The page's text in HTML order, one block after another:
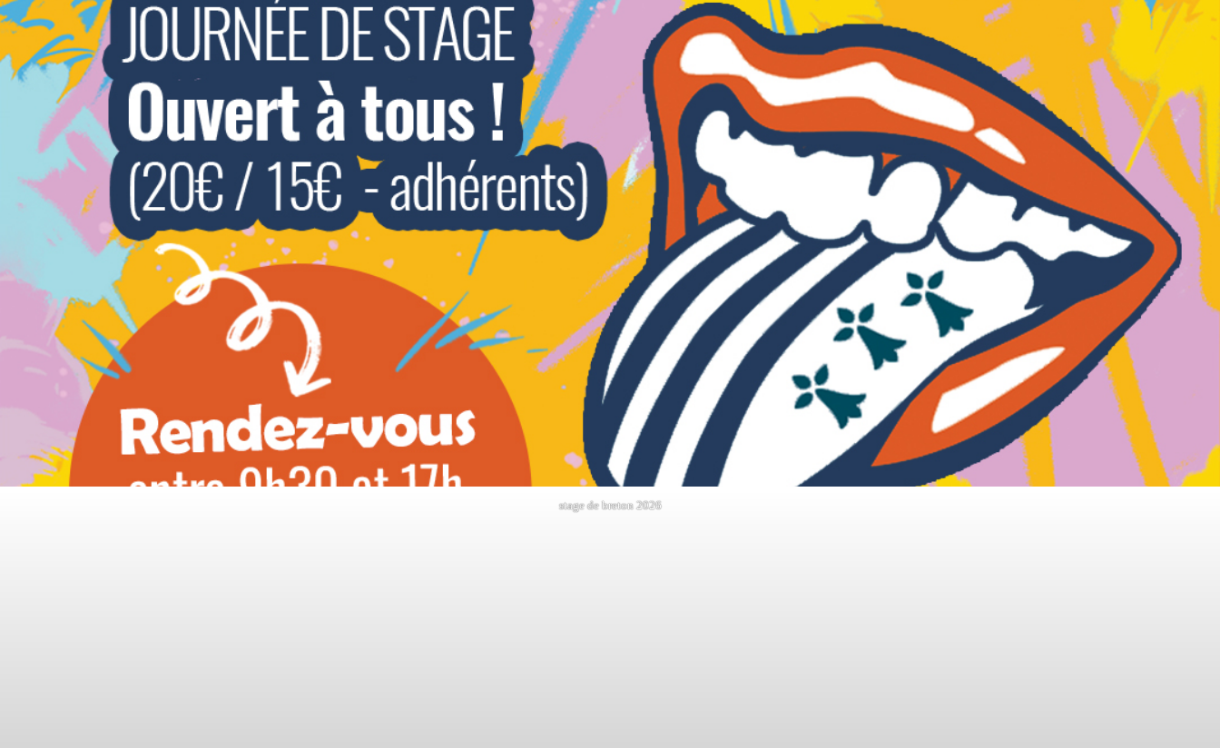
stage de breton 2026